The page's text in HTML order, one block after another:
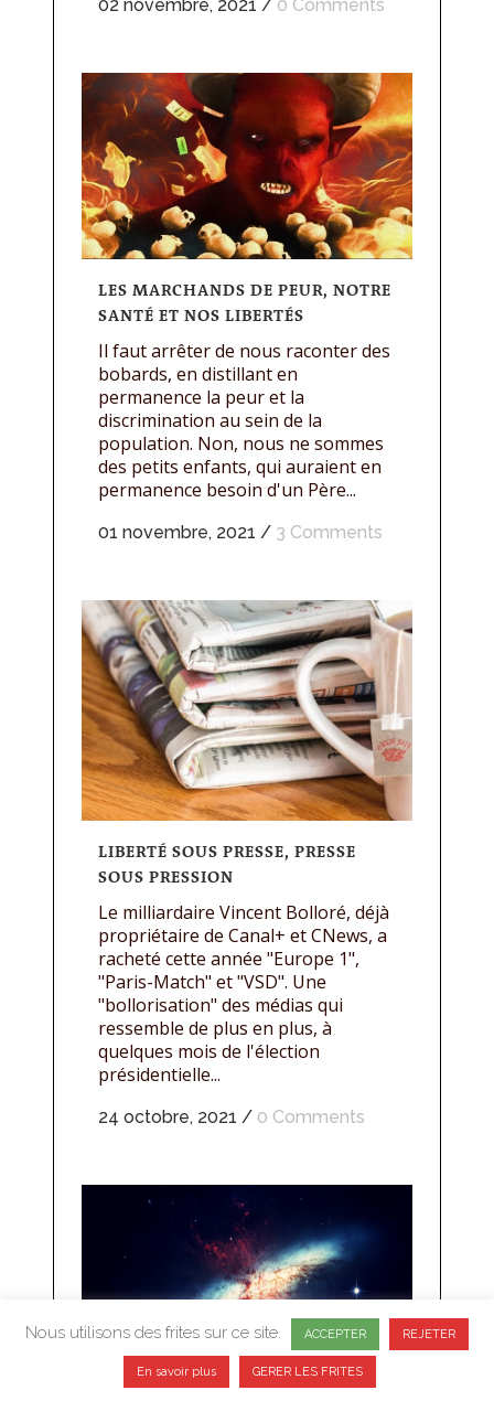
02 novembre, 2021 / 0 Comments
LES MARCHANDS DE PEUR, NOTRE
SANTÉ ET NOS LIBERTÉS
Il faut arrêter de nous raconter des
bobards, en distillant en
permanence la peur et la
discrimination au sein de la
population. Non, nous ne sommes
des petits enfants, qui auraient en
permanence besoin d'un Père...
01 novembre, 2021 / 3 Comments
LIBERTÉ SOUS PRESSE, PRESSE
SOUS PRESSION
Le milliardaire Vincent Bolloré, déjà
propriétaire de Canal+ et CNews, a
racheté cette année "Europe 1",
"Paris-Match" et "VSD". Une
"bollorisation" des médias qui
ressemble de plus en plus, à
quelques mois de l'élection
présidentielle...
24 octobre, 2021 / 0 Comments
Nous utilisons des frites sur ce site. ACCEPTER REJETER
En savoir plus GERER LES FRITES